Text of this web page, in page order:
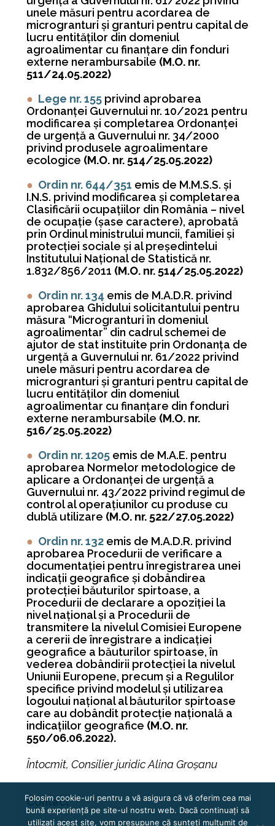
unele măsuri pentru acordarea de
microgranturi şi granturi pentru capital de
lucru entităţilor din domeniul
agroalimentar cu finanţare din fonduri
externe nerambursabile (M.O. nr.
511/24.05.2022)
● Lege nr. 155privind aprobarea
Ordonanţei Guvernului nr. 10/2021 pentru
modificarea şi completarea Ordonanţei
de urgenţă a Guvernului nr. 34/2000
privind produsele agroalimentare
ecologice (M.O. nr. 514/25.05.2022)
● Ordin nr. 644/351 emis de M.M.S.S. și
I.N.S. privind modificarea şi completarea
Clasificării ocupaţiilor din România – nivel
de ocupaţie (şase caractere), aprobată
prin Ordinul ministrului muncii, familiei şi
protecţiei sociale şi al preşedintelui
Institutului Naţional de Statistică nr.
1.832/856/2011 (M.O. nr. 514/25.05.2022)
● Ordin nr. 134 emis de M.A.D.R. privind
aprobarea Ghidului solicitantului pentru
măsura “Microgranturi în domeniul
agroalimentar” din cadrul schemei de
ajutor de stat instituite prin Ordonanţa de
urgenţă a Guvernului nr. 61/2022 privind
unele măsuri pentru acordarea de
microgranturi şi granturi pentru capital de
lucru entităţilor din domeniul
agroalimentar cu finanţare din fonduri
externe nerambursabile (M.O. nr.
516/25.05.2022)
● Ordin nr. 1205 emis de M.A.E. pentru
aprobarea Normelor metodologice de
aplicare a Ordonanţei de urgenţă a
Guvernului nr. 43/2022 privind regimul de
control al operaţiunilor cu produse cu
dublă utilizare (M.O. nr. 522/27.05.2022)
● Ordin nr. 132 emis de M.A.D.R. privind
aprobarea Procedurii de verificare a
documentaţiei pentru înregistrarea unei
indicaţii geografice şi dobândirea
protecţiei băuturilor spirtoase, a
Procedurii de declarare a opoziţiei la
nivel naţional şi a Procedurii de
transmitere la nivelul Comisiei Europene
a cererii de înregistrare a indicaţiei
geografice a băuturilor spirtoase, în
vederea dobândirii protecţiei la nivelul
Uniunii Europene, precum şi a Regulilor
specifice privind modelul şi utilizarea
logoului naţional al băuturilor spirtoase
care au dobândit protecţie naţională a
indicaţiilor geografice (M.O. nr.
550/06.06.2022).
Întocmit, Consilier juridic Alina Groșanu
Contact
Folosim cookie-uri pentru a vă asigura că vă oferim cea mai
bună experiență pe site-ul nostru web. Dacă continuați să
utilizați acest site, vom presupune că sunteți mulțumit de